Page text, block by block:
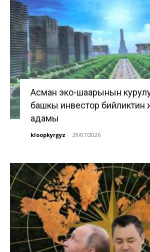
Асман эко-шаарынын
башкы инвестор бийликтин
адамы
kloopkyrgyz - 29/07/2026